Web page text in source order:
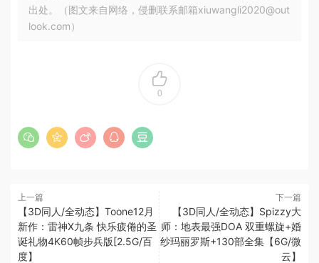
出处。（图文来自网络，侵删联系邮箱xiuwangli2020@out
look.com）
0
上一篇
【3D同人/全动态】Toone12月
新作：雷神X九条 快乐疲倦的圣
诞礼物4K60帧步兵版[2.5G/百
度】
下一篇
【3D同人/全动态】Spizzy大
师：地表最强DOA 双重螺旋+婚
纱玛丽罗斯+130部全集【6G/微
云】